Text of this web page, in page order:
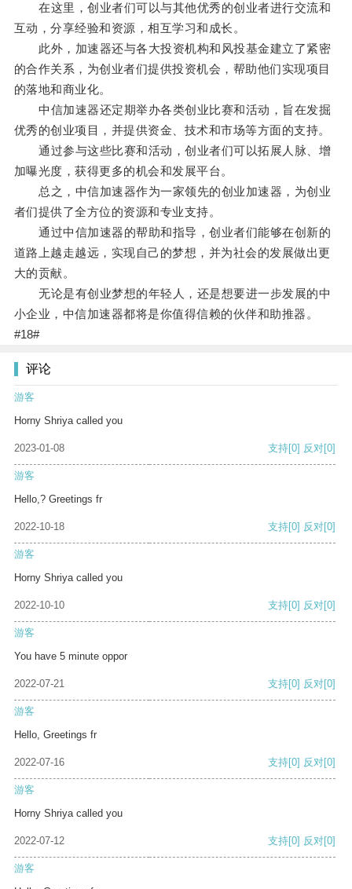
在这里，创业者们可以与其他优秀的创业者进行交流和
互动，分享经验和资源，相互学习和成长。
此外，加速器还与各大投资机构和风投基金建立了紧密
的合作关系，为创业者们提供投资机会，帮助他们实现项目
的落地和商业化。
中信加速器还定期举办各类创业比赛和活动，旨在发掘
优秀的创业项目，并提供资金、技术和市场等方面的支持。
通过参与这些比赛和活动，创业者们可以拓展人脉、增
加曝光度，获得更多的机会和发展平台。
总之，中信加速器作为一家领先的创业加速器，为创业
者们提供了全方位的资源和专业支持。
通过中信加速器的帮助和指导，创业者们能够在创新的
道路上越走越远，实现自己的梦想，并为社会的发展做出更
大的贡献。
无论是有创业梦想的年轻人，还是想要进一步发展的中
小企业，中信加速器都将是你值得信赖的伙伴和助推器。
#18#
评论
游客
Horny Shriya called you
2023-01-08 支持[0] 反对[0]
游客
Hello,? Greetings fr
2022-10-18 支持[0] 反对[0]
游客
Horny Shriya called you
2022-10-10 支持[0] 反对[0]
游客
You have 5 minute oppor
2022-07-21 支持[0] 反对[0]
游客
Hello, Greetings fr
2022-07-16 支持[0] 反对[0]
游客
Horny Shriya called you
2022-07-12 支持[0] 反对[0]
游客